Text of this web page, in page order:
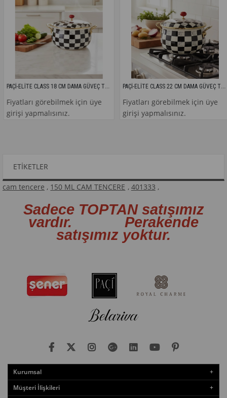
PAÇİ-ELİTE CLASS 18 CM DAMA GÜVEÇ TENCERE
görebilmek için üye
yapmalısınız.
PAÇİ-ELİTE CLASS 22 CM DAMA GÜVEÇ TENCERE
Fiyatları görebilmek için üye
girişi yapmalısınız.
ETIKETLER
cam tencere , 150 ML CAM TENCERE , 401333 ,
Sadece TOPTAN satışımız
vardır. Perakende
satışımız yoktur.
Kurumsal
Müşteri İlişkileri